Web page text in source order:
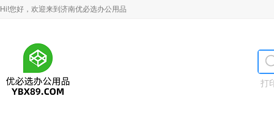
Hi!您好，欢迎来到济南优必选办公用品
打